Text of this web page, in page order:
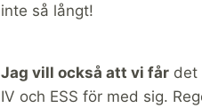
inte så långt!
Jag vill också att vi får det
IV och ESS för med sig.